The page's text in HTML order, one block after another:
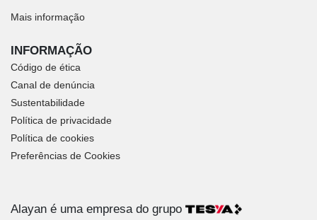
Mais informação
INFORMAÇÃO
Código de ética
Canal de denúncia
Sustentabilidade
Política de privacidade
Política de cookies
Preferências de Cookies
Alayan é uma empresa do grupo